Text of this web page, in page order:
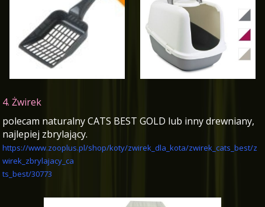
4. Żwirek
polecam naturalny CATS BEST GOLD lub inny drewniany,
najlepiej zbrylający.
https://www.zooplus.pl/shop/koty/zwirek_dla_kota/zwirek_cats_best/z
wirek_zbrylajacy_ca
ts_best/30773